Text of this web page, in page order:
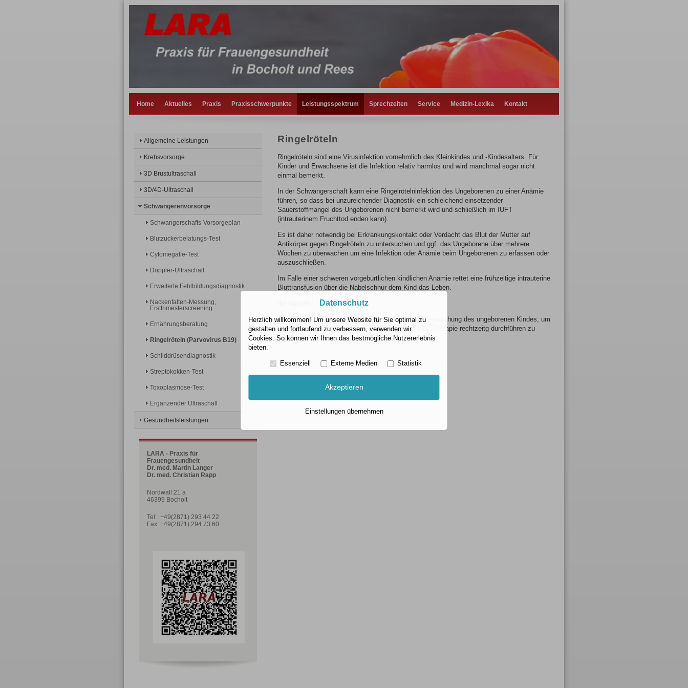
Home Aktuelles Praxis Praxisschwerpunkte Leistungsspektrum Sprechzeiten Service Medizin-Lexika Kontakt
Allgemeine Leistungen
Krebsvorsorge
3D Brustultraschall
3D/4D-Ultraschall
Schwangerenvorsorge
Schwangerschafts-Vorsorgeplan
Blutzuckerbelatungs-Test
Cytomegalie-Test
Doppler-Ultraschall
Erweiterte Fehlbildungsdiagnostik
Nackenfalten-Messung,
Ersttrimesterscreening
Ernährungsberatung
Ringelröteln (Parvovirus B19)
Schilddrüsendiagnostik
Streptokokken-Test
Toxoplasmose-Test
Ergänzender Ultraschall
Gesundheitsleistungen
LARA - Praxis für
Frauengesundheit
Dr. med. Martin Langer
Dr. med. Christian Rapp
Nordwall 21 a
46399 Bocholt
Tel: +49(2871) 293 44 22
Fax: +49(2871) 294 73 60
Ringelröteln
Ringelröteln sind eine Virusinfektion vornehmlich des Kleinkindes und -Kindesalters. Für
Kinder und Erwachsene ist die Infektion relativ harmlos und wird manchmal sogar nicht
einmal bemerkt.
In der Schwangerschaft kann eine Ringelrötelninfektion des Ungeborenen zu einer Anämie
führen, so dass bei unzureichender Diagnostik ein schleichend einsetzender
Sauerstoffmangel des Ungeborenen nicht bemerkt wird und schließlich im IUFT
(intrauterinem Fruchttod enden kann).
Es ist daher notwendig bei Erkrankungskontakt oder Verdacht das Blut der Mutter auf
Antikörper gegen Ringelröteln zu untersuchen und ggf. das Ungeborene über mehrere
Wochen zu überwachen um eine Infektion oder Anämie beim Ungeborenen zu erfassen oder
auszuschließen.
Im Falle einer schweren vorgeburtlichen kindlichen Anämie rettet eine frühzeitige intrauterine
Bluttransfusion über die Nabelschnur dem Kind das Leben.
Die Erkennung einer Infektion dient der sicheren Überwachung des ungeborenen Kindes, um
eine Mangelversorgung frühzeitig ermitteln und eine Therapie rechtzeitg durchführen zu
können.
Datenschutz
Herzlich willkommen! Um unsere Website für Sie optimal zu
gestalten und fortlaufend zu verbessern, verwenden wir
Cookies. So können wir Ihnen das bestmögliche Nutzererlebnis
bieten.
Essenziell Externe Medien Statistik
Akzeptieren
Einstellungen übernehmen